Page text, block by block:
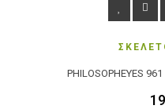
PHILOSOPHEYES